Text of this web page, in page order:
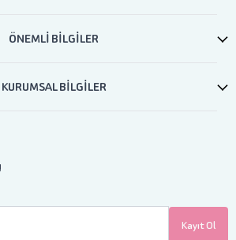
ÖNEMLİ BİLGİLER
KURUMSAL BİLGİLER
Kayıt Ol